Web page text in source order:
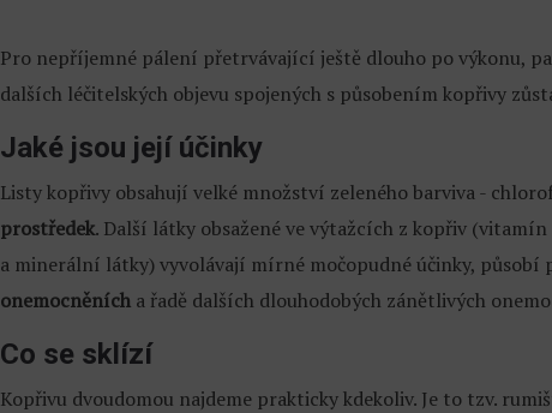
Pro nepříjemné pálení přetrvávající ještě dlouho po výkonu,
dalších léčitelských objevu spojených s působením kopřivy
Jaké jsou její účinky
Listy kopřivy obsahují velké množství zeleného barviva -
prostředek. Další látky obsažené ve výtažcích z kopřiv
a minerální látky) vyvolávají mírné močopudné účinky, působí
onemocněních a řadě dalších dlouhodobých zánětlivých
Co se sklízí
Kopřivu dvoudomou najdeme prakticky kdekoliv. Je to tzv.